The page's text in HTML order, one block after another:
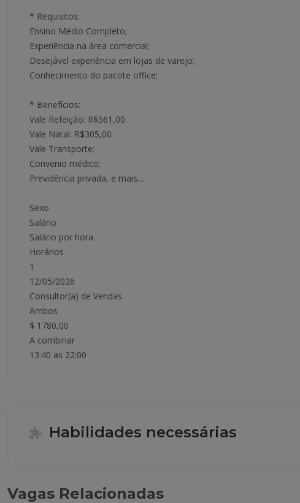
* Requisitos:
Ensino Médio Completo;
Experiência na área comercial;
Desejável experiência em lojas de varejo;
Conhecimento do pacote office;
* Benefícios:
Vale Refeição: R$561,00
Vale Natal: R$305,00
Vale Transporte;
Convenio médico;
Previdência privada, e mais....
Sexo
Salário
Salário por hora
Horários
1
12/05/2026
Consultor(a) de Vendas
Ambos
$ 1780,00
A combinar
13:40 as 22:00
Habilidades necessárias
Vagas Relacionadas